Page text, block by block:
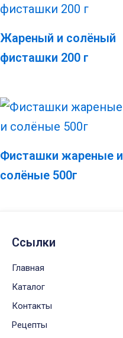
Жареный и солёный
фисташки 200 г
Фисташки жареные и
солёные 500г
Ссылки
Главная
Каталог
Контакты
Рецепты